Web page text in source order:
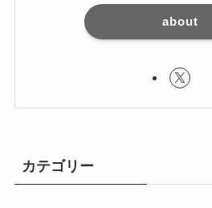
about
カテゴリー